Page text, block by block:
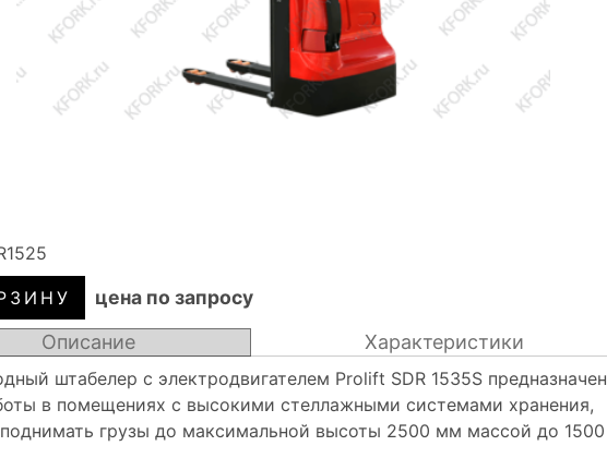
цена по запросу
Описание
штабелер с электродвигателем Prolift SDR 1535S предназначен
в помещениях с высокими стеллажными системами хранения,
грузы до максимальной высоты 2500 мм массой до 1500
Характеристики